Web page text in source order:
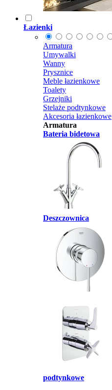
Łazienki
Armatura
Umywalki
Wanny
Prysznice
Meble łazienkowe
Toalety
Grzejniki
Stelaże podtynkowe
Akcesoria łazienkowe
Armatura
Bateria bidetowa
Deszczownica
podtynkowe